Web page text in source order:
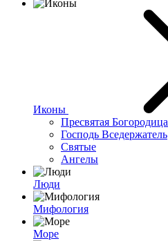
Иконы
Пресвятая Богородица
Господь Вседержатель
Святые
Ангелы
Люди
Мифология
Море